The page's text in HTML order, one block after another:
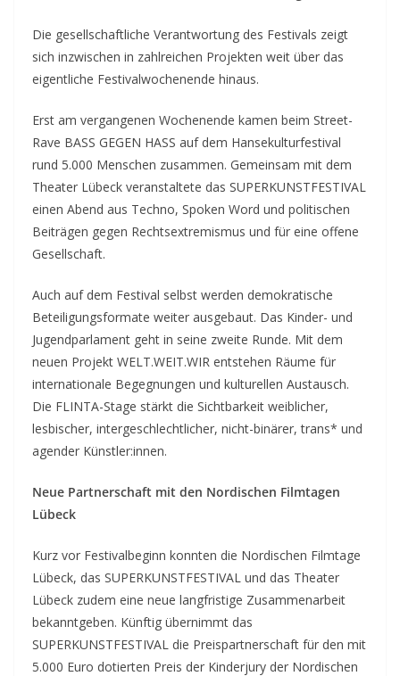
Die gesellschaftliche Verantwortung des Festivals zeigt
sich inzwischen in zahlreichen Projekten weit über das
eigentliche Festivalwochenende hinaus.
Erst am vergangenen Wochenende kamen beim Street-
Rave BASS GEGEN HASS auf dem Hansekulturfestival
rund 5.000 Menschen zusammen. Gemeinsam mit dem
Theater Lübeck veranstaltete das SUPERKUNSTFESTIVAL
einen Abend aus Techno, Spoken Word und politischen
Beiträgen gegen Rechtsextremismus und für eine offene
Gesellschaft.
Auch auf dem Festival selbst werden demokratische
Beteiligungsformate weiter ausgebaut. Das Kinder- und
Jugendparlament geht in seine zweite Runde. Mit dem
neuen Projekt WELT.WEIT.WIR entstehen Räume für
internationale Begegnungen und kulturellen Austausch.
Die FLINTA-Stage stärkt die Sichtbarkeit weiblicher,
lesbischer, intergeschlechtlicher, nicht-binärer, trans* und
agender Künstler:innen.
Neue Partnerschaft mit den Nordischen Filmtagen
Lübeck
Kurz vor Festivalbeginn konnten die Nordischen Filmtage
Lübeck, das SUPERKUNSTFESTIVAL und das Theater
Lübeck zudem eine neue langfristige Zusammenarbeit
bekanntgeben. Künftig übernimmt das
SUPERKUNSTFESTIVAL die Preispartnerschaft für den mit
5.000 Euro dotierten Preis der Kinderjury der Nordischen